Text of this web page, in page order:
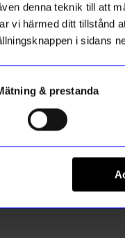
denna teknik till att
vi härmed ditt tillstånd
i sidans
& prestanda
Guld 17,5 mm